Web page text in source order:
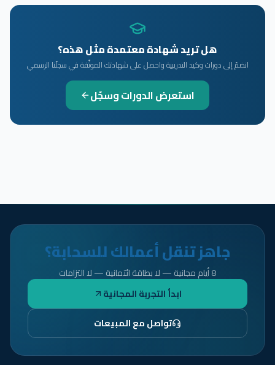
هل تريد شهادة معتمدة مثل هذه؟
انضمّ إلى دورات وكيد التدريبية واحصل على شهادتك الموثّقة في سجلّنا الرسمي
استعرض الدورات وسجّل
جاهز تنقل أعمالك للسحابة؟
8 أيام مجانية — لا بطاقة ائتمانية — لا التزامات
ابدأ التجربة المجانية
تواصل مع المبيعات